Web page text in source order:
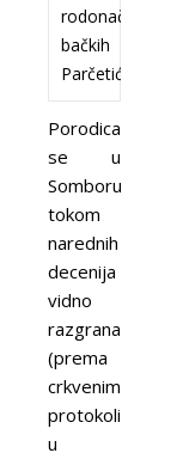
rodonačelnik
bačkih
Parčetića
Porodica
se u
Somboru
tokom
narednih
decenija
vidno
razgranala
(prema
crkvenim
protokolima,
u